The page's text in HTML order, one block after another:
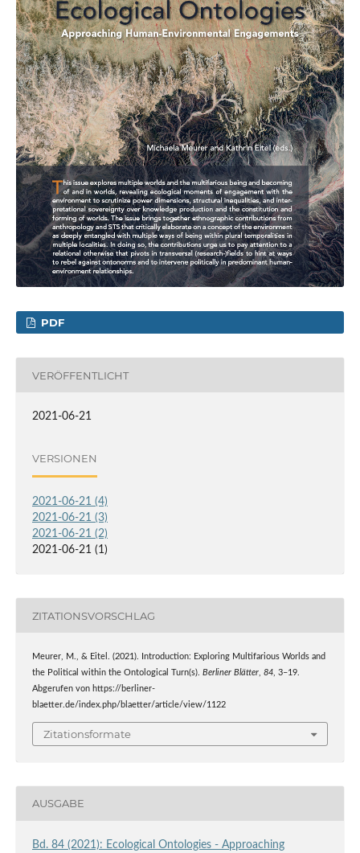
PDF
VERÖFFENTLICHT
2021-06-21
VERSIONEN
2021-06-21 (4)
2021-06-21 (3)
2021-06-21 (2)
2021-06-21 (1)
ZITATIONSVORSCHLAG
Meurer, M., & Eitel. (2021). Introduction: Exploring Multifarious Worlds and
the Political within the Ontological Turn(s). Berliner Blätter, 84, 3–19.
Abgerufen von https://berliner-
blaetter.de/index.php/blaetter/article/view/1122
Zitationsformate
AUSGABE
Bd. 84 (2021): Ecological Ontologies - Approaching